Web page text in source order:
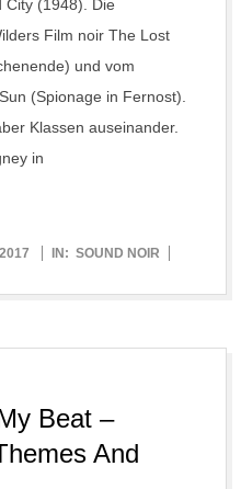
City (1948). Die
Film noir The Lost
und vom
(Spionage in Fernost).
Klassen auseinander.
in
IN: SOUND NOIR
Beat –
And